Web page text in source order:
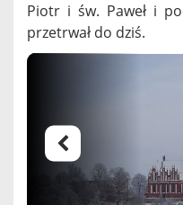
Piotr i św. Paweł i
przetrwał do dziś.